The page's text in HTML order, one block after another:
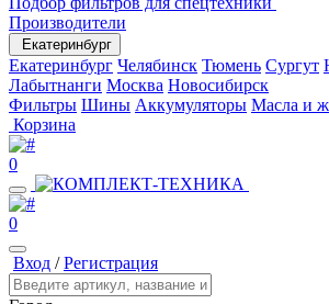
Производители
Екатеринбург
Екатеринбург Челябинск Тюмень Сургут
Лабытнанги Москва Новосибирск
Фильтры Шины Аккумуляторы Масла и
Корзина
0
0
Вход /Регистрация